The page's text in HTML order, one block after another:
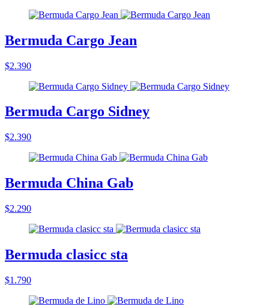
Bermuda Cargo Jean
$2.390
Bermuda Cargo Sidney
$2.390
Bermuda China Gab
$2.290
Bermuda clasicc sta
$1.790